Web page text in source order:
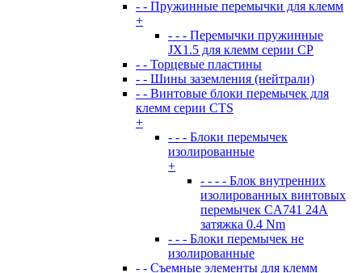
- - Пружинные перемычки для клемм
+
- - - Перемычки пружинные
JX1.5 для клемм серии CP
- - Торцевые пластины
- - Шины заземления (нейтрали)
- - Винтовые блоки перемычек для
клемм серии CTS
+
- - - Блоки перемычек
изолированные
+
- - - - Блок внутренних
изолированных винтовых
перемычек CA741 24А
затяжка 0.4 Nm
- - - Блоки перемычек не
изолированные
- - Съемные элементы для клемм